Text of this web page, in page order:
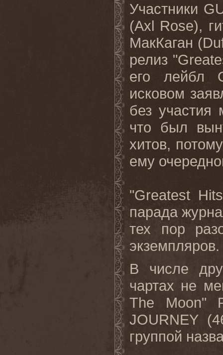
Участники
(Axl Rose),
МакКаган (
релиз "
его лейбл
исковом
без участия
что был
хитов,
ему
"Greatest Hits
парада
тех пор
экземпляров.
В числе
чартах не
The
Moon"
JOURNEY
группой